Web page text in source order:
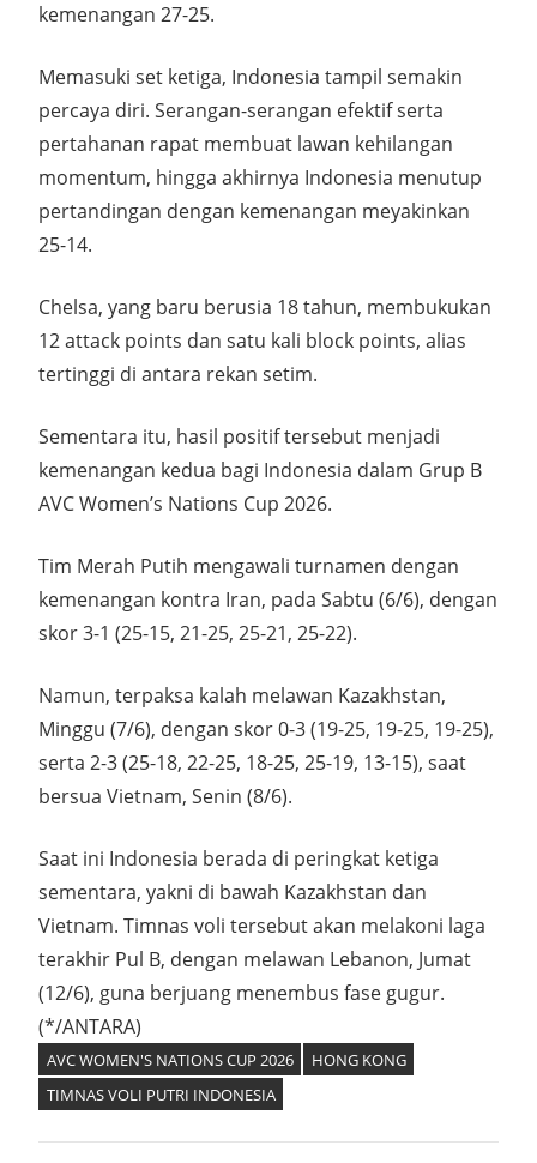
kemenangan 27-25.
Memasuki set ketiga, Indonesia tampil semakin
percaya diri. Serangan-serangan efektif serta
pertahanan rapat membuat lawan kehilangan
momentum, hingga akhirnya Indonesia menutup
pertandingan dengan kemenangan meyakinkan
25-14.
Chelsa, yang baru berusia 18 tahun, membukukan
12 attack points dan satu kali block points, alias
tertinggi di antara rekan setim.
Sementara itu, hasil positif tersebut menjadi
kemenangan kedua bagi Indonesia dalam Grup B
AVC Women’s Nations Cup 2026.
Tim Merah Putih mengawali turnamen dengan
kemenangan kontra Iran, pada Sabtu (6/6), dengan
skor 3-1 (25-15, 21-25, 25-21, 25-22).
Namun, terpaksa kalah melawan Kazakhstan,
Minggu (7/6), dengan skor 0-3 (19-25, 19-25, 19-25),
serta 2-3 (25-18, 22-25, 18-25, 25-19, 13-15), saat
bersua Vietnam, Senin (8/6).
Saat ini Indonesia berada di peringkat ketiga
sementara, yakni di bawah Kazakhstan dan
Vietnam. Timnas voli tersebut akan melakoni laga
terakhir Pul B, dengan melawan Lebanon, Jumat
(12/6), guna berjuang menembus fase gugur.
(*/ANTARA)
AVC WOMEN'S NATIONS CUP 2026
HONG KONG
TIMNAS VOLI PUTRI INDONESIA